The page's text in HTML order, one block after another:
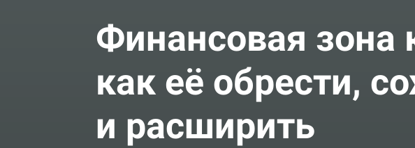
Финансовая зона
как её обрести,
и расширить